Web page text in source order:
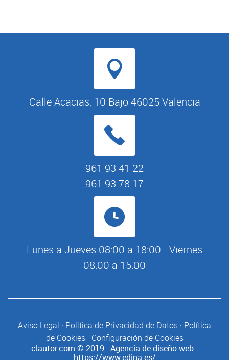
Calle Acacias, 10 Bajo 46025 Valencia
961 93 41 22
961 93 78 17
Lunes a Jueves 08:00 a 18:00 - Viernes
08:00 a 15:00
Aviso Legal · Política de Privacidad de Datos · Política
de Cookies· Configuración de Cookies
clautor.com © 2019 - Agencia de diseño web -
https://www.edina.es/